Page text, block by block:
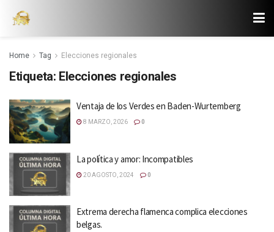
Home Tag Elecciones regionales
Etiqueta: Elecciones regionales
Ventaja de los Verdes en Baden-Wurtemberg
8 MARZO, 2026 0
La política y amor: Incompatibles
20 AGOSTO, 2024 0
Extrema derecha flamenca complica elecciones
belgas.